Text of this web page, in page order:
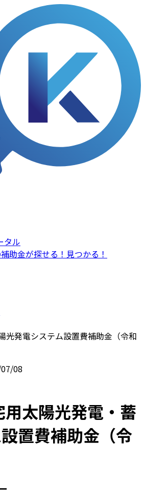
タル
助金が探せる！見つかる！
光発電システム設置費補助金（令和
08
太陽光発電・蓄
置費補助金（令